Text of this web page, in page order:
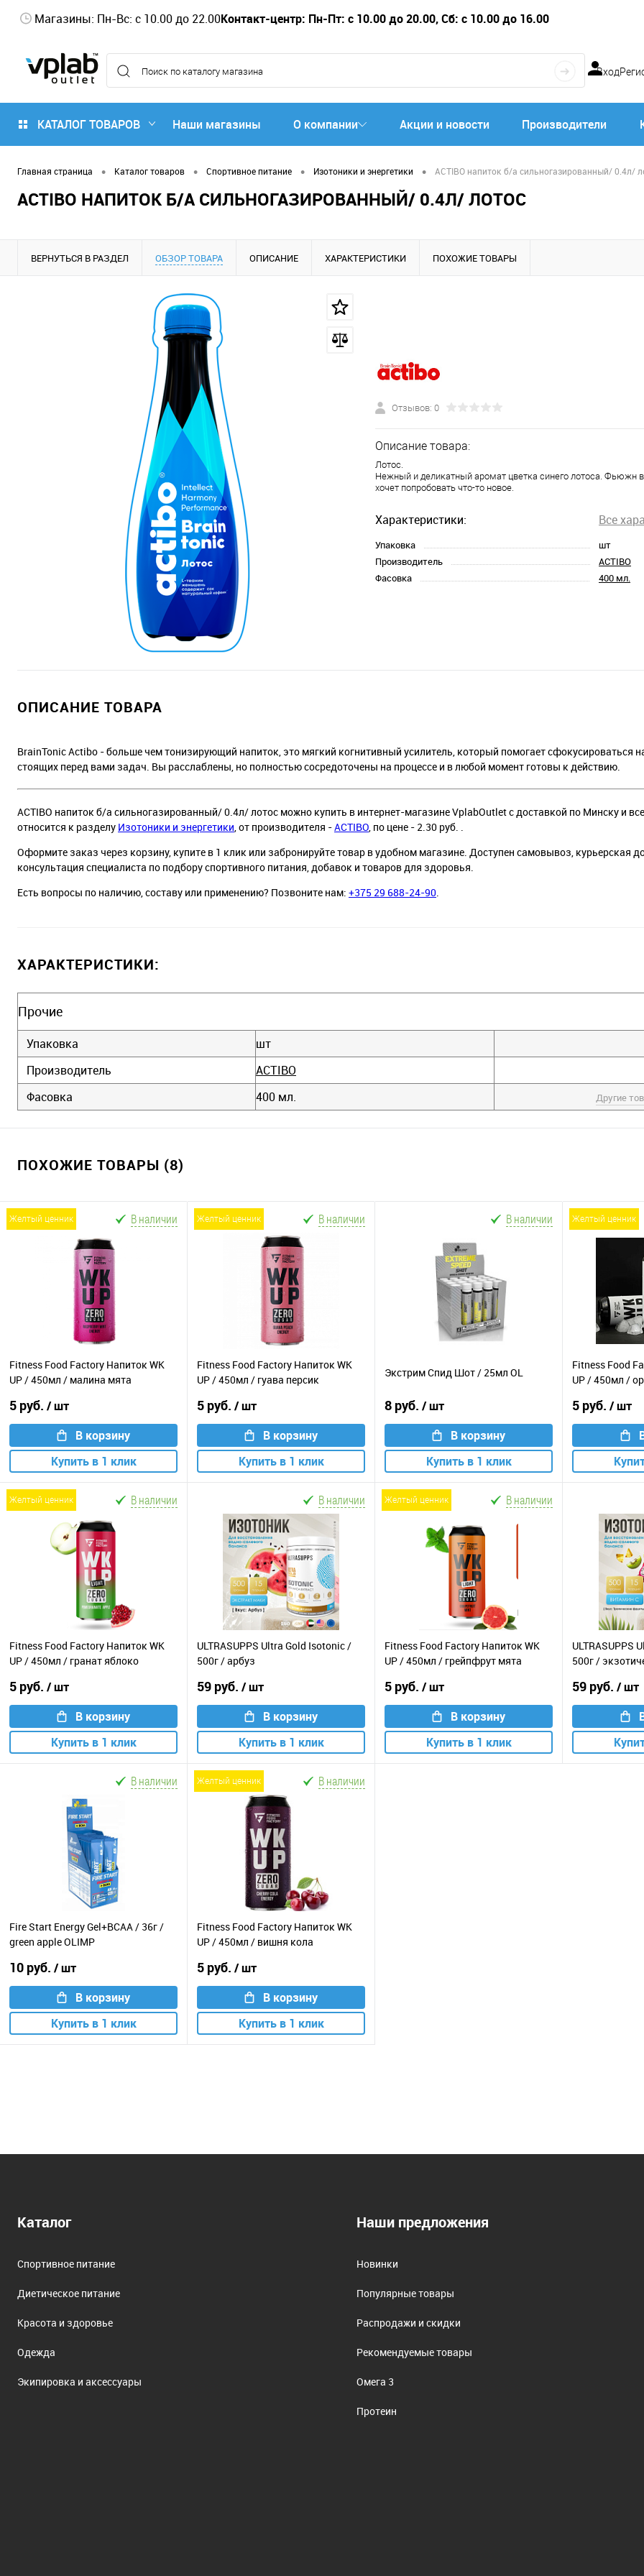
Магазины: Пн-Вс: с 10.00 до 22.00Контакт-центр: Пн-Пт: с 10.00 до 20.00, Сб: с 10.00 до 16.00
Вход
КАТАЛОГ ТОВАРОВ Наши магазины О компании Акции и новости Производители
Главная страница • Каталог товаров • Спортивное питание • Изотоники и энергетики • ACTIBO напиток б/а сильногазированный/ 0.4л/
ACTIBO НАПИТОК Б/А СИЛЬНОГАЗИРОВАННЫЙ/ 0.4Л/ ЛОТОС
ВЕРНУТЬСЯ В РАЗДЕЛ ОБЗОР ТОВАРА ОПИСАНИЕ ХАРАКТЕРИСТИКИ ПОХОЖИЕ ТОВАРЫ
Отзывов: 0
Описание товара:
Лотос.
Нежный и деликатный аромат цветка синего лотоса. Фьюжн
хочет попробовать что-то новое.
Характеристики: Все
Упаковка
шт
Производитель
ACTIBO
Фасовка
400 мл.
ОПИСАНИЕ ТОВАРА
BrainTonic Actibo - больше чем тонизирующий напиток, это мягкий когнитивный усилитель, который помогает сфокусироваться
стоящих перед вами задач. Вы расслаблены, но полностью сосредоточены на процессе и в любой момент готовы к действию.
ACTIBO напиток б/а сильногазированный/ 0.4л/ лотос можно купить в интернет-магазине VplabOutlet с доставкой по Минску и
относится к разделу Изотоники и энергетики, от производителя -ACTIBO, по цене - 2.30 руб. .
Оформите заказ через корзину, купите в 1 клик или забронируйте товар в удобном магазине. Доступен самовывоз, курьерская
консультация специалиста по подбору спортивного питания, добавок и товаров для здоровья.
Есть вопросы по наличию, составу или применению? Позвоните нам: +375 29 688-24-90.
ХАРАКТЕРИСТИКИ:
Прочие
Упаковка
шт
Производитель
ACTIBO
Фасовка
400 мл. Другие
ПОХОЖИЕ ТОВАРЫ (8)
желтый ценник В наличии
Fitness Food Factory Напиток WK
UP / 450мл / малина мята
5 руб. / шт
В корзину
Купить в 1 клик
желтый ценник В наличии
Fitness Food Factory Напиток WK
UP / 450мл / гуава персик
5 руб. / шт
В корзину
Купить в 1 клик
В наличии
Экстрим Спид Шот / 25мл OL
8 руб. / шт
В корзину
Купить в 1 клик
желтый ценник
Fitness Food
UP / 450мл /
5 руб. / шт
желтый ценник В наличии
Fitness Food Factory Напиток WK
UP / 450мл / гранат яблоко
5 руб. / шт
В корзину
Купить в 1 клик
В наличии
ULTRASUPPS Ultra Gold Isotonic /
500г / арбуз
59 руб. / шт
В корзину
Купить в 1 клик
желтый ценник В наличии
Fitness Food Factory Напиток WK
UP / 450мл / грейпфрут мята
5 руб. / шт
В корзину
Купить в 1 клик
ULTRASUPPS
500г /
59 руб. / шт
В наличии
Fire Start Energy Gel+BCAA / 36г /
green apple OLIMP
10 руб. / шт
В корзину
Купить в 1 клик
желтый ценник В наличии
Fitness Food Factory Напиток WK
UP / 450мл / вишня кола
5 руб. / шт
В корзину
Купить в 1 клик
Каталог
Спортивное питание
Диетическое питание
Красота и здоровье
Одежда
Экипировка и аксессуары
Наши предложения
Новинки
Популярные товары
Распродажи и скидки
Рекомендуемые товары
Омега 3
Протеин